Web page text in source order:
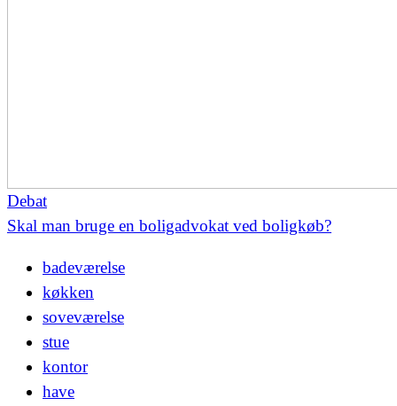
Debat
Skal man bruge en boligadvokat ved boligkøb?
badeværelse
køkken
soveværelse
stue
kontor
have